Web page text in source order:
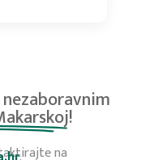
na